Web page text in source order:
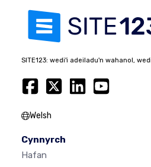
SITE123: wedi'i adeiladu'n wahanol,
Welsh
Cynnyrch
Hafan